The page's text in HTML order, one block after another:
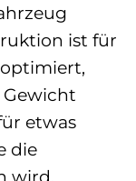
ist für
Gewicht
etwas
die
wird.